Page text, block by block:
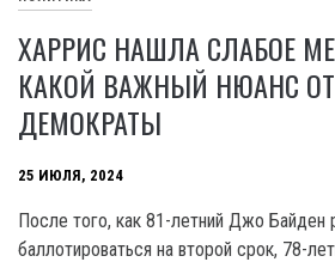
ХАРРИС НАШЛА СЛАБОЕ
КАКОЙ ВАЖНЫЙ НЮАНС
ДЕМОКРАТЫ
25 ИЮЛЯ, 2024
После того, как 81-летний Джо Байден
баллотироваться на второй срок, 78-